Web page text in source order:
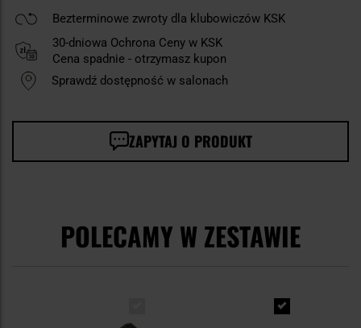
Bezterminowe zwroty dla klubowiczów KSK
30-dniowa Ochrona Ceny w KSK
Cena spadnie - otrzymasz kupon
Sprawdź dostępność w salonach
ZAPYTAJ O PRODUKT
POLECAMY W ZESTAWIE